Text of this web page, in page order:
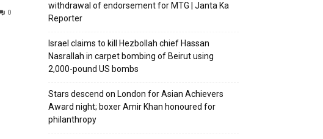
0
withdrawal of endorsement for MTG | Janta Ka
Reporter
Israel claims to kill Hezbollah chief Hassan
Nasrallah in carpet bombing of Beirut using
2,000-pound US bombs
Stars descend on London for Asian Achievers
Award night; boxer Amir Khan honoured for
philanthropy